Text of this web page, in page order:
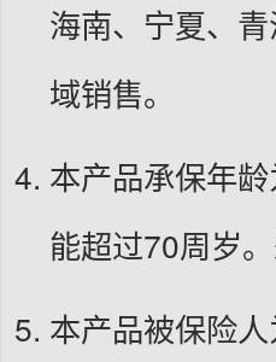
海南、宁夏、
域销售。
本产品承保年
能超过70周岁
本产品被保险